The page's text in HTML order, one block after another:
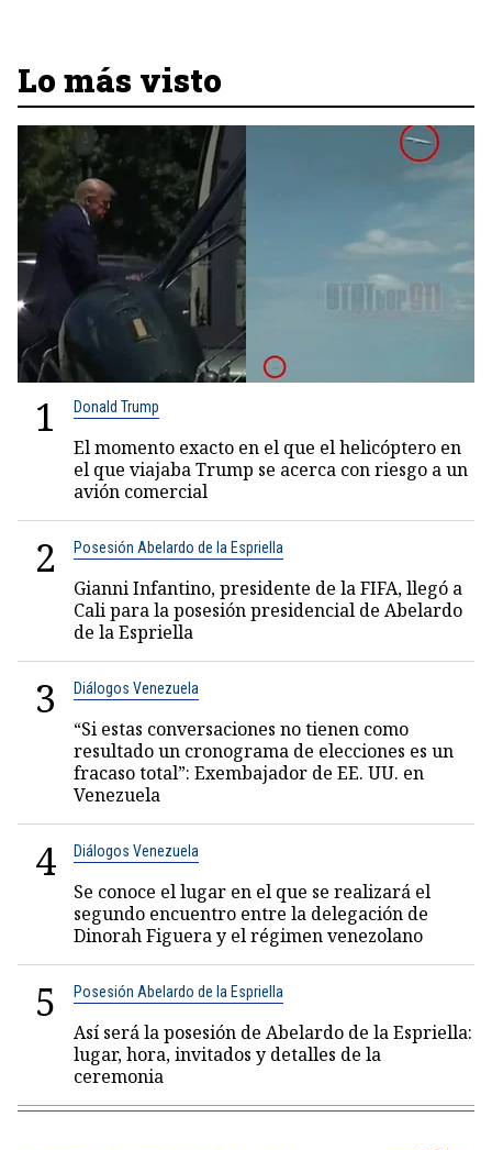
Lo más visto
1 Donald Trump
El momento exacto en el que el helicóptero en
el que viajaba Trump se acerca con riesgo a un
avión comercial
2 Posesión Abelardo de la Espriella
Gianni Infantino, presidente de la FIFA, llegó a
Cali para la posesión presidencial de Abelardo
de la Espriella
3 Diálogos Venezuela
“Si estas conversaciones no tienen como
resultado un cronograma de elecciones es un
fracaso total”: Exembajador de EE. UU. en
Venezuela
4 Diálogos Venezuela
Se conoce el lugar en el que se realizará el
segundo encuentro entre la delegación de
Dinorah Figuera y el régimen venezolano
5 Posesión Abelardo de la Espriella
Así será la posesión de Abelardo de la Espriella:
lugar, hora, invitados y detalles de la
ceremonia